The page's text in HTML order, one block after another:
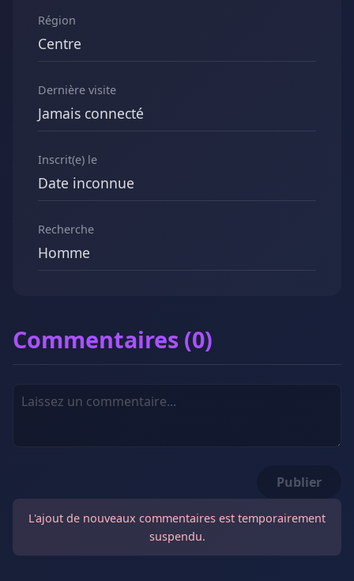
Région
Centre
Dernière visite
Jamais connecté
Inscrit(e) le
Date inconnue
Recherche
Homme
Commentaires (0)
Publier
L'ajout de nouveaux commentaires est temporairement
suspendu.